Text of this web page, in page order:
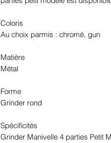
Coloris
Au choix parmis : chromé, gun
Matière
Métal
Forme
Grinder rond
Spécificités
Grinder Manivelle 4 parties Petit